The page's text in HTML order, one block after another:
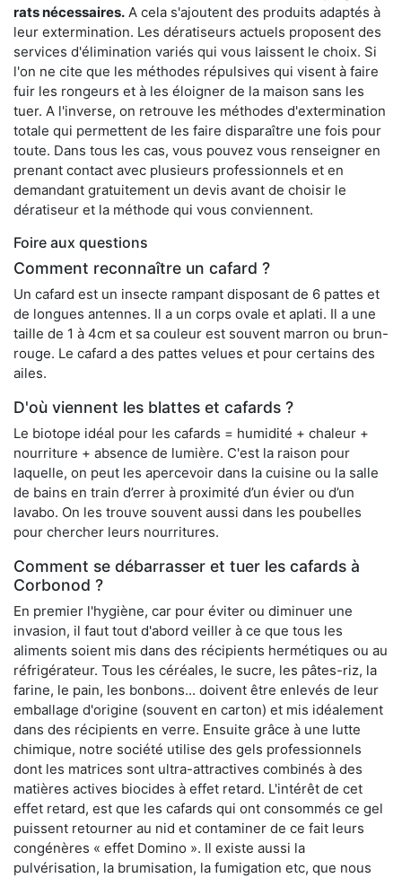
rats nécessaires. A cela s'ajoutent des produits adaptés à
leur extermination. Les dératiseurs actuels proposent des
services d'élimination variés qui vous laissent le choix. Si
l'on ne cite que les méthodes répulsives qui visent à faire
fuir les rongeurs et à les éloigner de la maison sans les
tuer. A l'inverse, on retrouve les méthodes d'extermination
totale qui permettent de les faire disparaître une fois pour
toute. Dans tous les cas, vous pouvez vous renseigner en
prenant contact avec plusieurs professionnels et en
demandant gratuitement un devis avant de choisir le
dératiseur et la méthode qui vous conviennent.
Foire aux questions
Comment reconnaître un cafard ?
Un cafard est un insecte rampant disposant de 6 pattes et
de longues antennes. Il a un corps ovale et aplati. Il a une
taille de 1 à 4cm et sa couleur est souvent marron ou brun-
rouge. Le cafard a des pattes velues et pour certains des
ailes.
D'où viennent les blattes et cafards ?
Le biotope idéal pour les cafards = humidité + chaleur +
nourriture + absence de lumière. C'est la raison pour
laquelle, on peut les apercevoir dans la cuisine ou la salle
de bains en train d’errer à proximité d’un évier ou d’un
lavabo. On les trouve souvent aussi dans les poubelles
pour chercher leurs nourritures.
Comment se débarrasser et tuer les cafards à
Corbonod ?
En premier l'hygiène, car pour éviter ou diminuer une
invasion, il faut tout d'abord veiller à ce que tous les
aliments soient mis dans des récipients hermétiques ou au
réfrigérateur. Tous les céréales, le sucre, les pâtes-riz, la
farine, le pain, les bonbons... doivent être enlevés de leur
emballage d'origine (souvent en carton) et mis idéalement
dans des récipients en verre. Ensuite grâce à une lutte
chimique, notre société utilise des gels professionnels
dont les matrices sont ultra-attractives combinés à des
matières actives biocides à effet retard. L'intérêt de cet
effet retard, est que les cafards qui ont consommés ce gel
puissent retourner au nid et contaminer de ce fait leurs
congénères « effet Domino ». Il existe aussi la
pulvérisation, la brumisation, la fumigation etc, que nous